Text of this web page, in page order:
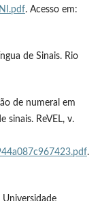
. Acesso em:
de Sinais. Rio
de numeral em
sinais. ReVEL, v.
.
Universidade